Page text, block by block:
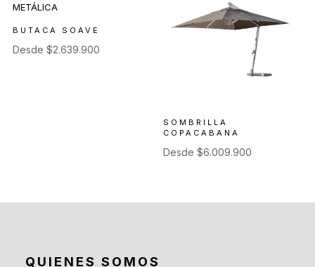
BUTACA SOAVE
Desde $2.639.900
SOMBRILLA
COPACABANA
Desde$6.009.900
QUIENES SOMOS